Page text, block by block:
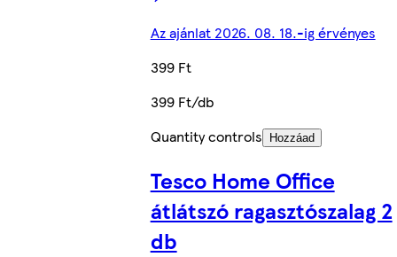
Az ajánlat 2026. 08. 18.-ig érvényes
399 Ft
399 Ft/db
Quantity controls
Hozzáad
Tesco Home Office
átlátszó ragasztószalag 2
db